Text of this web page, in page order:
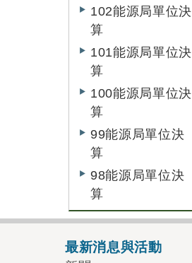
102能源局單位決
算
101能源局單位決
算
100能源局單位決
算
99能源局單位決
算
98能源局單位決
算
最新消息與活動